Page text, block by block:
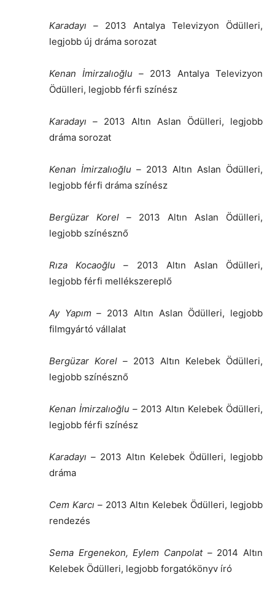
Karadayı – 2013 Antalya Televizyon Ödülleri,
legjobb új dráma sorozat
Kenan İmirzalıoğlu – 2013 Antalya Televizyon
Ödülleri, legjobb férfi színész
Karadayı – 2013 Altın Aslan Ödülleri, legjobb
dráma sorozat
Kenan İmirzalıoğlu – 2013 Altın Aslan Ödülleri,
legjobb férfi dráma színész
Bergüzar Korel – 2013 Altın Aslan Ödülleri,
legjobb színésznő
Rıza Kocaoğlu – 2013 Altın Aslan Ödülleri,
legjobb férfi mellékszereplő
Ay Yapım– 2013 Altın Aslan Ödülleri, legjobb
filmgyártó vállalat
Bergüzar Korel – 2013 Altın Kelebek Ödülleri,
legjobb színésznő
Kenan İmirzalıoğlu – 2013 Altın Kelebek Ödülleri,
legjobb férfi színész
Karadayı – 2013 Altın Kelebek Ödülleri, legjobb
dráma
Cem Karcı – 2013 Altın Kelebek Ödülleri, legjobb
rendezés
Sema Ergenekon,Eylem Canpolat– 2014 Altın
Kelebek Ödülleri, legjobb forgatókönyv író